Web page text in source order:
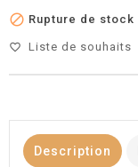
 Rupture de stock
favorite_border Liste de souhaits
Description